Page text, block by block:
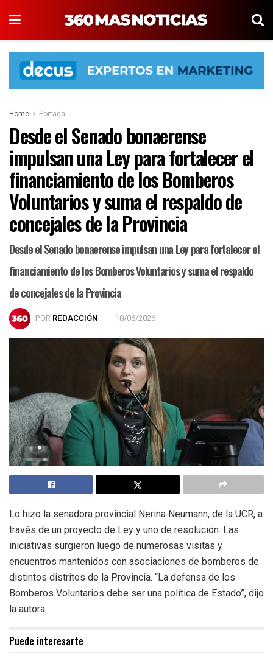
Home Portada
Desde el Senado bonaerense
impulsan una Ley para fortalecer el
financiamiento de los Bomberos
Voluntarios y suma el respaldo de
concejales de la Provincia
Desde el Senado bonaerense impulsan una Ley para fortalecer el
financiamiento de los Bomberos Voluntarios y suma el respaldo
de concejales de la Provincia
POR REDACCIÓN 10/06/2026
Lo hizo la senadora provincial Nerina Neumann, de la UCR, a
través de un proyecto de Ley y uno de resolución. Las
iniciativas surgieron luego de numerosas visitas y
encuentros mantenidos con asociaciones de bomberos de
distintos distritos de la Provincia. “La defensa de los
Bomberos Voluntarios debe ser una política de Estado”, dijo
la autora.
Puede interesarte